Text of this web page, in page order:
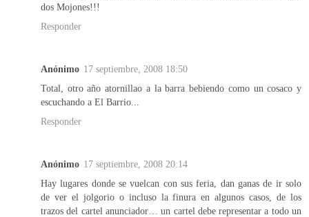
dos Mojones!!!
Responder
Anónimo 17 septiembre, 2008 18:50
Total, otro año atornillao a la barra bebiendo como un cosaco y
escuchando a El Barrio...
Responder
Anónimo 17 septiembre, 2008 20:14
Hay lugares donde se vuelcan con sus feria, dan ganas de ir solo
de ver el jolgorio o incluso la finura en algunos casos, de los
trazos del cartel anunciador… un cartel debe representar a todo un